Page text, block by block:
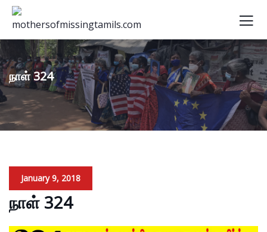
நாள் 324
January 9, 2018
நாள் 324